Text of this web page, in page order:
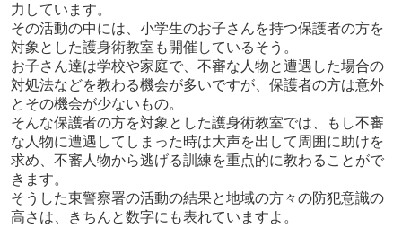
力しています。
その活動の中には、小学生のお子さんを持つ保護者の方を
対象とした護身術教室も開催しているそう。
お子さん達は学校や家庭で、不審な人物と遭遇した場合の
対処法などを教わる機会が多いですが、保護者の方は意外
とその機会が少ないもの。
そんな保護者の方を対象とした護身術教室では、もし不審
な人物に遭遇してしまった時は大声を出して周囲に助けを
求め、不審人物から逃げる訓練を重点的に教わることがで
きます。
そうした東警察署の活動の結果と地域の方々の防犯意識の
高さは、きちんと数字にも表れていますよ。